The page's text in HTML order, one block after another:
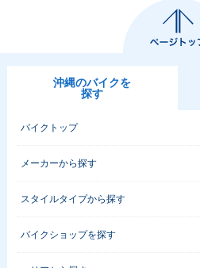
沖縄のバイクを
探す
バイクトップ
メーカーから探す
スタイルタイプから探す
バイクショップを探す